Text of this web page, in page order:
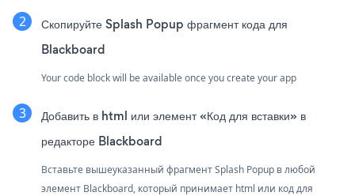
Скопируйте Splash Popup фрагмент кода для
Blackboard
Your code block will be available once you create your app
Добавить в html или элемент «Код для вставки» в
редакторе Blackboard
Вставьте вышеуказанный фрагмент Splash Popup в любой
элемент Blackboard, который принимает html или код для